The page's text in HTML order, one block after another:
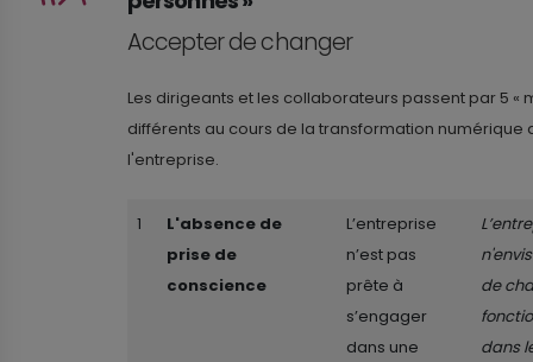
Accepter de changer
Les dirigeants et les collaborateurs passent par 5 «
différents au cours de la transformation numérique
l'entreprise.
1
L'absence de
prise de
conscience
L’entreprise
n’est pas
prête à
s’engager
dans une
de
dans